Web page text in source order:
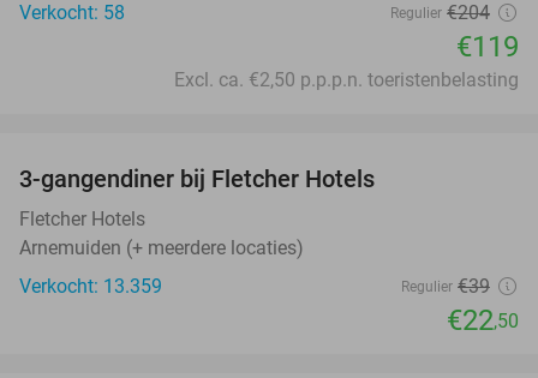
Verkocht: 58
Regulier €204
€119
Excl. ca. €2,50 p.p.p.n. toeristenbelasting
3-gangendiner bij Fletcher Hotels
Fletcher Hotels
Arnemuiden (+ meerdere locaties)
Verkocht: 13.359
Regulier €39
€22,50